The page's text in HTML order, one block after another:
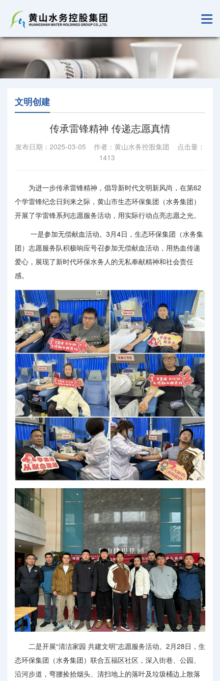
文明创建
传承雷锋精神 传递志愿真情
发布日期：2025-03-05 作者：黄山水务控股集团 点击量：
1413
为进一步传承雷锋精神，倡导新时代文明新风尚，在第62
个学雷锋纪念日到来之际，黄山市生态环保集团（水务集团）
开展了学雷锋系列志愿服务活动，用实际行动点亮志愿之光。
一是参加无偿献血活动。3月4日，生态环保集团（水务集
团）志愿服务队积极响应号召参加无偿献血活动，用热血传递
爱心，展现了新时代环保水务人的无私奉献精神和社会责任
感。
二是开展“清洁家园 共建文明”志愿服务活动。2月28日，生
态环保集团（水务集团）联合五福区社区，深入街巷、公园、
沿河步道，弯腰捡拾烟头、清扫地上的落叶及垃圾桶边上散落